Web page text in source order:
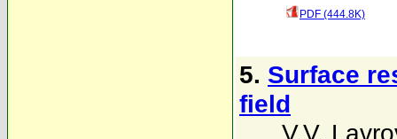
PDF (444.8K)
5. Surface
field
V.V.